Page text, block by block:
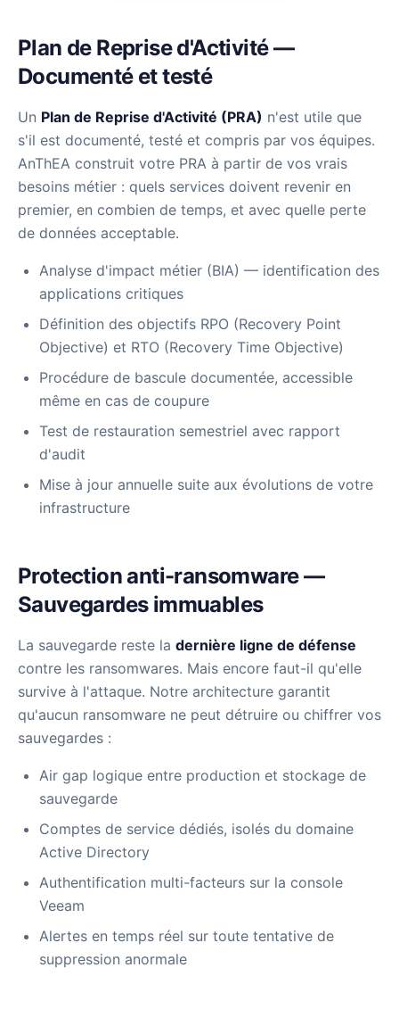
Plan de Reprise d'Activité —
Documenté et testé
Un Plan de Reprise d'Activité (PRA) n'est utile que
s'il est documenté, testé et compris par vos équipes.
AnThEA construit votre PRA à partir de vos vrais
besoins métier : quels services doivent revenir en
premier, en combien de temps, et avec quelle perte
de données acceptable.
Analyse d'impact métier (BIA) — identification des
applications critiques
Définition des objectifs RPO (Recovery Point
Objective) et RTO (Recovery Time Objective)
Procédure de bascule documentée, accessible
même en cas de coupure
Test de restauration semestriel avec rapport
d'audit
Mise à jour annuelle suite aux évolutions de votre
infrastructure
Protection anti-ransomware —
Sauvegardes immuables
La sauvegarde reste la dernière ligne de défense
contre les ransomwares. Mais encore faut-il qu'elle
survive à l'attaque. Notre architecture garantit
qu'aucun ransomware ne peut détruire ou chiffrer vos
sauvegardes :
Air gap logique entre production et stockage de
sauvegarde
Comptes de service dédiés, isolés du domaine
Active Directory
Authentification multi-facteurs sur la console
Veeam
Alertes en temps réel sur toute tentative de
suppression anormale